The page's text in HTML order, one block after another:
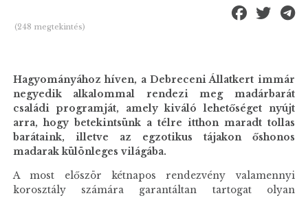
(248 megtekintés)
Hagyományához híven, a Debreceni Állatkert immár
negyedik alkalommal rendezi meg madárbarát
családi programját, amely kiváló lehetőséget nyújt
arra, hogy betekintsünk a télre itthon maradt tollas
barátaink, illetve az egzotikus tájakon őshonos
madarak különleges világába.
A most először kétnapos rendezvény valamennyi
korosztály számára garantáltan tartogat olyan